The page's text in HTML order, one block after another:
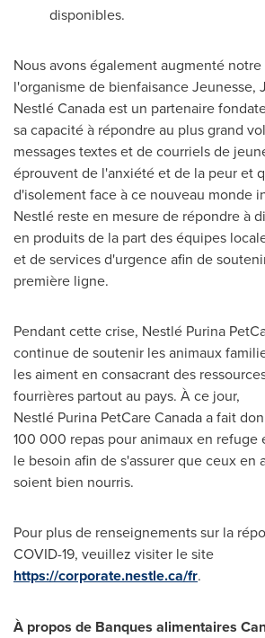
disponibles.
Nous avons également augmenté
l'organisme de bienfaisance Jeunesse,
Nestlé Canada est un partenaire
sa capacité à répondre au plus grand
messages textes et de courriels de
éprouvent de l'anxiété et de la peur et
d'isolement face à ce nouveau monde
Nestlé reste en mesure de répondre à
en produits de la part des équipes
et de services d'urgence afin de
première ligne.
Pendant cette crise, Nestlé Purina
continue de soutenir les animaux
les aiment en consacrant des
fourrières partout au pays. À ce jour,
Nestlé Purina PetCare Canada a fait
100 000 repas pour animaux en refuge
le besoin afin de s'assurer que ceux en
soient bien nourris.
Pour plus de renseignements sur la
COVID-19, veuillez visiter le site
https://corporate.nestle.ca/fr.
À propos de Banques alimentaires